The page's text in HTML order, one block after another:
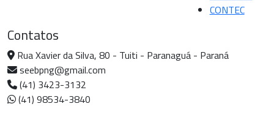
CONTEC
Contatos
Rua Xavier da Silva, 80 - Tuiti - Paranaguá - Paraná
seebpng@gmail.com
(41) 3423-3132
(41) 98534-3840